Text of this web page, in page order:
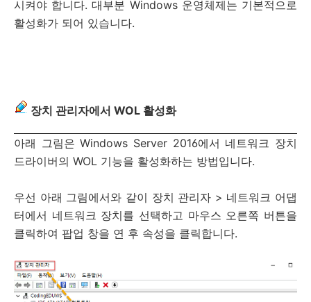
시켜야 합니다. 대부분 Windows 운영체제는 기본적으로
활성화가 되어 있습니다.
장치 관리자에서 WOL 활성화
아래 그림은 Windows Server 2016에서 네트워크 장치
드라이버의 WOL 기능을 활성화하는 방법입니다.
우선 아래 그림에서와 같이 장치 관리자 > 네트워크 어댑
터에서 네트워크 장치를 선택하고 마우스 오른쪽 버튼을
클릭하여 팝업 창을 연 후 속성을 클릭합니다.